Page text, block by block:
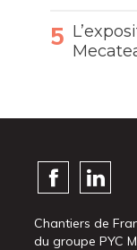
Chantiers de
du groupe PYC